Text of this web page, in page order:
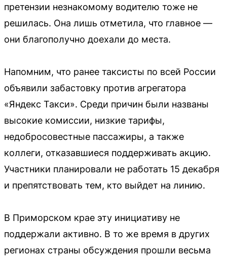
претензии незнакомому водителю тоже не
решилась. Она лишь отметила, что главное —
они благополучно доехали до места.
Напомним, что ранее таксисты по всей России
объявили забастовку против агрегатора
«Яндекс Такси». Среди причин были названы
высокие комиссии, низкие тарифы,
недобросовестные пассажиры, а также
коллеги, отказавшиеся поддерживать акцию.
Участники планировали не работать 15 декабря
и препятствовать тем, кто выйдет на линию.
В Приморском крае эту инициативу не
поддержали активно. В то же время в других
регионах страны обсуждения прошли весьма